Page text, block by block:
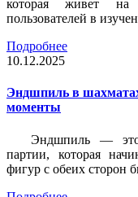
которая живет на
пользователей в
Подробнее
10.12.2025
Эндшпиль в
моменты
Эндшпиль — это
партии, которая
фигур с обеих сторон